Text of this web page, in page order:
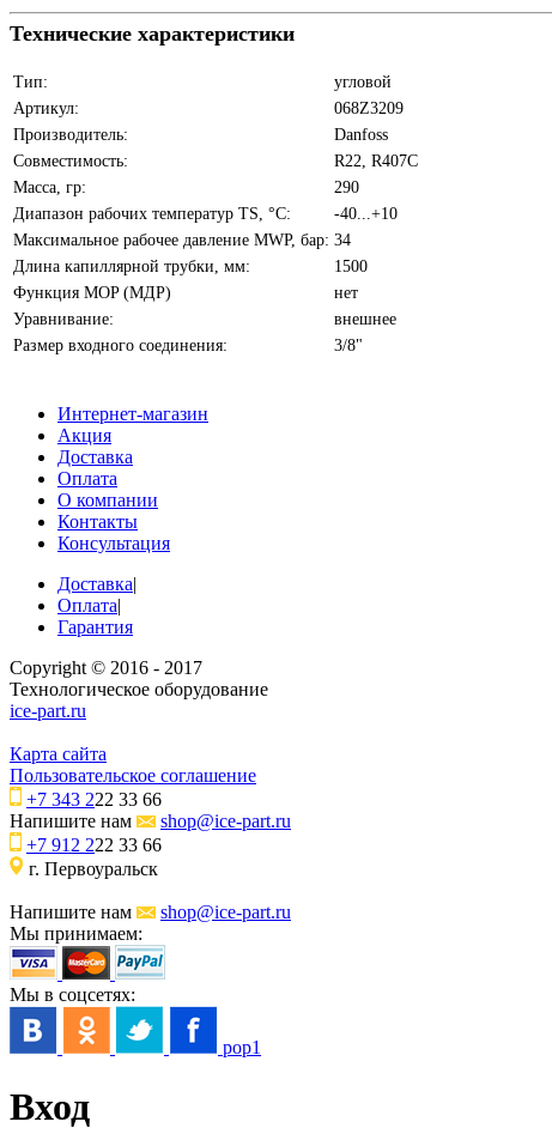
Технические характеристики
Тип:
угловой
Артикул:
068Z3209
Производитель:
Danfoss
Совместимость:
R22, R407C
Масса, гр:
290
Диапазон рабочих температур TS, °С:
-40...+10
Максимальное рабочее давление MWP, бар: 34
Длина капиллярной трубки, мм:
1500
Функция MOP (МДР)
нет
Уравнивание:
внешнее
Размер входного соединения:
3/8"
Интернет-магазин
Акция
Доставка
Оплата
О компании
Контакты
Консультация
Доставка|
Оплата|
Гарантия
Copyright © 2016 - 2017
Технологическое оборудование
ice-part.ru
Карта сайта
Пользовательское соглашение
+7 343 222 33 66
Напишите нам
shop@ice-part.ru
+7 912 222 33 66
г. Первоуральск
Напишите нам
shop@ice-part.ru
Мы принимаем:
Мы в соцсетях:
pop1
Вход